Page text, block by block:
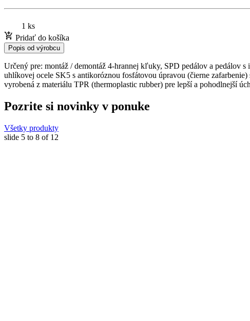
1 ks
Pridať do košíka
Popis od výrobcu
Určený pre: montáž / demontáž 4-hrannej kľuky, SPD pedálov a pedálov
uhlíkovej ocele SK5 s antikoróznou fosfátovou úpravou (čierne
vyrobená z materiálu TPR (thermoplastic rubber) pre lepší a pohodlnejší
Pozrite si novinky v ponuke
Všetky produkty
slide 5 to 8 of 12